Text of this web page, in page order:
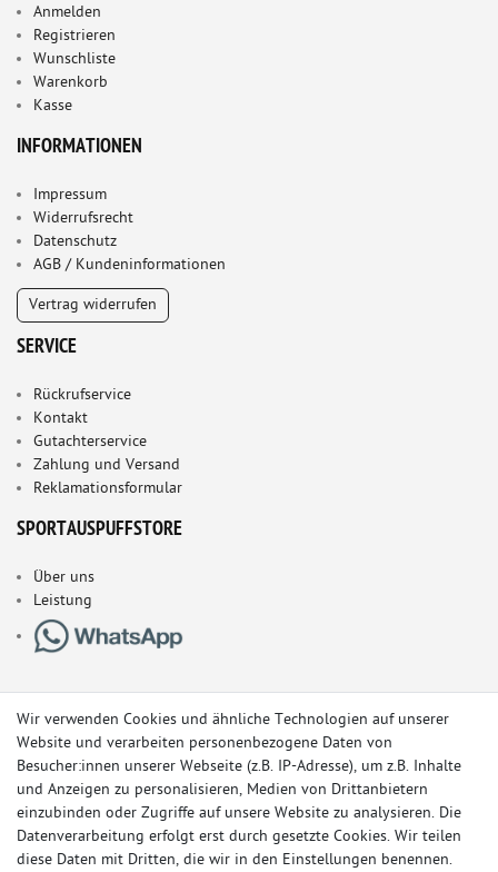
Anmelden
Registrieren
Wunschliste
Warenkorb
Kasse
INFORMATIONEN
Impressum
Widerrufsrecht
Datenschutz
AGB / Kundeninformationen
Vertrag widerrufen
SERVICE
Rückrufservice
Kontakt
Gutachterservice
Zahlung und Versand
Reklamationsformular
SPORTAUSPUFFSTORE
Über uns
Leistung
Wir verwenden Cookies und ähnliche Technologien auf unserer
Website und verarbeiten personenbezogene Daten von
Besucher:innen unserer Webseite (z.B. IP-Adresse), um z.B. Inhalte
und Anzeigen zu personalisieren, Medien von Drittanbietern
einzubinden oder Zugriffe auf unsere Website zu analysieren. Die
Datenverarbeitung erfolgt erst durch gesetzte Cookies. Wir teilen
diese Daten mit Dritten, die wir in den Einstellungen benennen.